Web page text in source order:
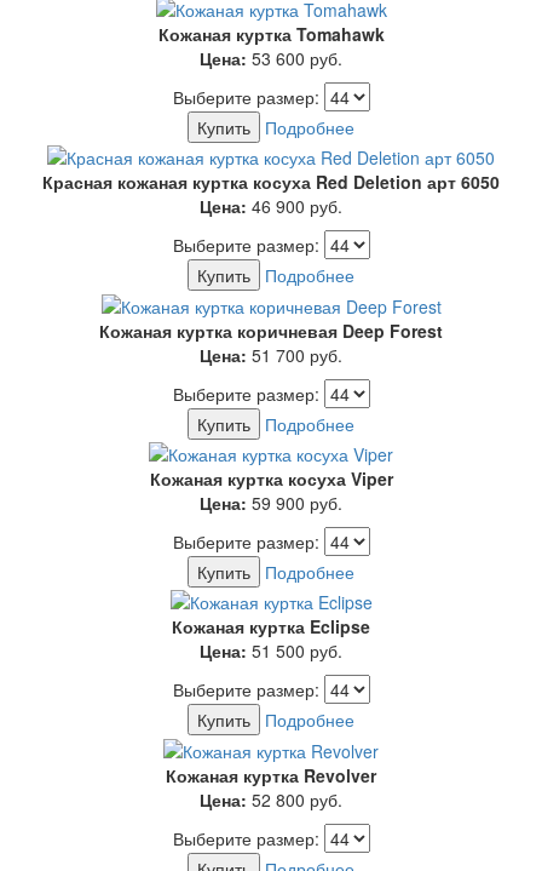
Кожаная куртка Tomahawk
Цена: 53 600 руб.
Выберите размер:
Купить
Подробнее
Красная кожаная куртка косуха Red Deletion арт 6050
Цена: 46 900 руб.
Выберите размер:
Купить
Подробнее
Кожаная куртка коричневая Deep Forest
Цена: 51 700 руб.
Выберите размер:
Купить
Подробнее
Кожаная куртка косуха Viper
Цена: 59 900 руб.
Выберите размер:
Купить
Подробнее
Кожаная куртка Eclipse
Цена: 51 500 руб.
Выберите размер:
Купить
Подробнее
Кожаная куртка Revolver
Цена: 52 800 руб.
Выберите размер: